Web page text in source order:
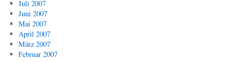
Juli 2007
Juni 2007
Mai 2007
April 2007
März 2007
Februar 2007